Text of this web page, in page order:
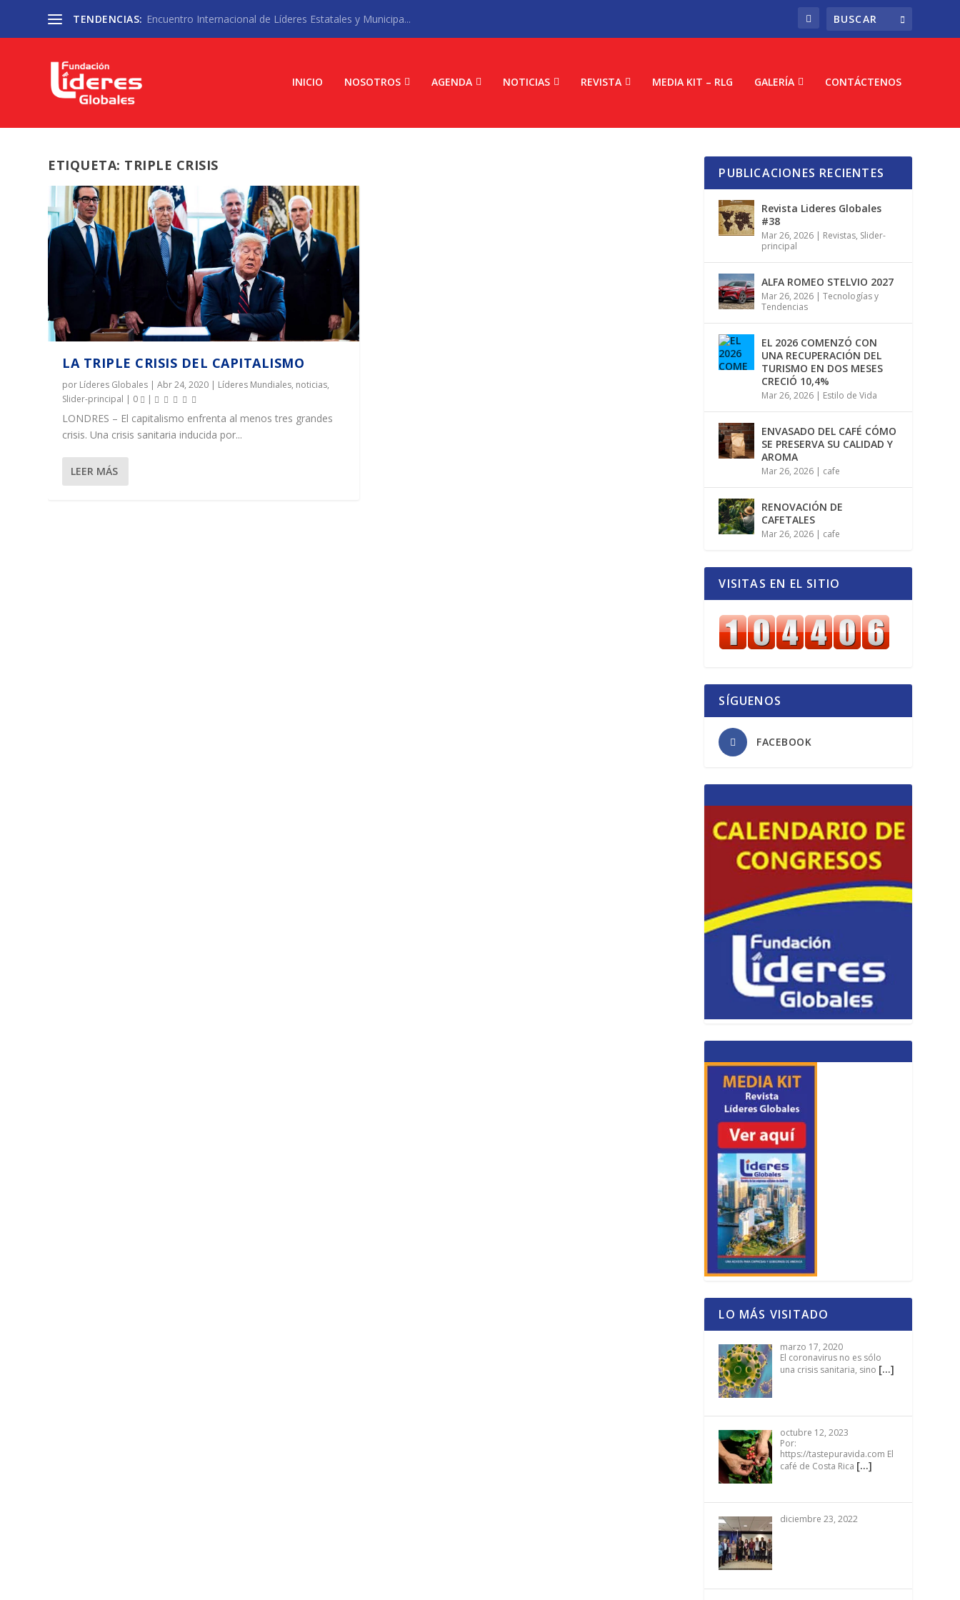
TENDENCIAS: Encuentro Internacional de Líderes Estatales y Municipa...
INICIO NOSOTROS AGENDA NOTICIAS REVISTA MEDIA KIT – RLG GALERÍA CONTÁCTENOS
ETIQUETA: TRIPLE CRISIS
LA TRIPLE CRISIS DEL CAPITALISMO
por Líderes Globales |Abr 24, 2020 | Líderes Mundiales, noticias,
Slider-principal | 0 |
LONDRES – El capitalismo enfrenta al menos tres grandes
crisis. Una crisis sanitaria inducida por...
LEER MÁS
PUBLICACIONES RECIENTES
Revista Lideres Globales
#38
Mar 26, 2026 | Revistas, Slider-
principal
ALFA ROMEO STELVIO 2027
Mar 26, 2026 |Tecnologías y
Tendencias
EL 2026 COMENZÓ CON
UNA RECUPERACIÓN DEL
TURISMO EN DOS MESES
CRECIÓ 10,4%
Mar 26, 2026 | Estilo de Vida
ENVASADO DEL CAFÉ CÓMO
SE PRESERVA SU CALIDAD Y
AROMA
Mar 26, 2026 | cafe
RENOVACIÓN DE
CAFETALES
Mar 26, 2026 | cafe
VISITAS EN EL SITIO
SÍGUENOS
FACEBOOK
LO MÁS VISITADO
marzo 17, 2020
El coronavirus no es sólo
una crisis sanitaria, sino […]
octubre 12, 2023
Por:
https://tastepuravida.com El
café de Costa Rica […]
diciembre 23, 2022